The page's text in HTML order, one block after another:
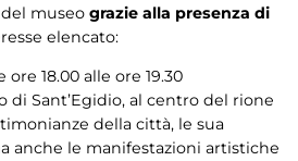
del museo grazie alla presenza di
elencato:
ore 18.00 alle ore 19.30
di Sant’Egidio, al centro del rione
della città, le sua
anche le manifestazioni artistiche